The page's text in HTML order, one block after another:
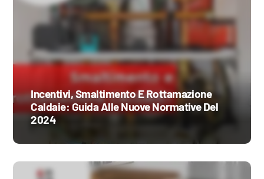
Incentivi, Smaltimento E Rottamazione
Caldaie: Guida Alle Nuove Normative Del
2024